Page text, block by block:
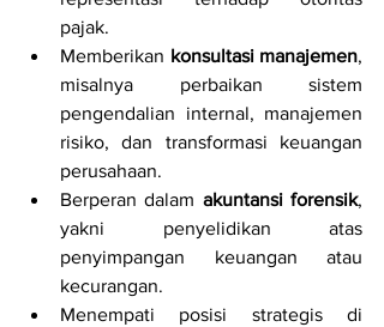
pajak.
Memberikan konsultasi manajemen,
misalnya perbaikan sistem
pengendalian internal, manajemen
risiko, dan transformasi keuangan
perusahaan.
Berperan dalam akuntansi forensik,
yakni penyelidikan atas
penyimpangan keuangan atau
kecurangan.
Menempati posisi strategis di